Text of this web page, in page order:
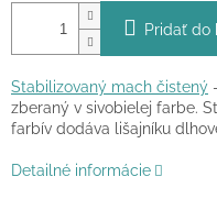
Pridať do
Stabilizovaný mach čistený
zberaný v sivobielej farbe.
farbív dodáva lišajníku
Detailné informácie